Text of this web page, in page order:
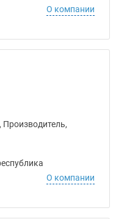
О компании
О компании